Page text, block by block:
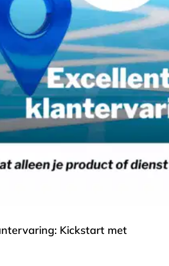
Kickstart met